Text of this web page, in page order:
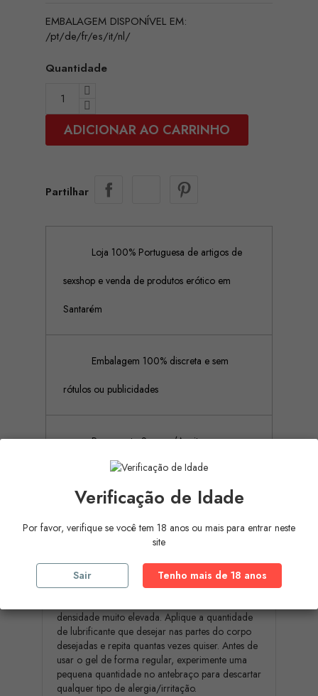
EMBALAGEM DISPONÍVEL EM:
/pt/de/fr/es/it/nl/
Quantidade
ADICIONAR AO CARRINHO
Partilhar
Loja 100% Portuguesa de artigos de
sexshop e venda de produtos erótico em
Santarém
Embalagem 100% discreta e sem
rótulos ou publicidades
Pagamento Seguro (Aceitamos
pagamento por referência Multibanco, Mbway
e cartões de crédito)
Descrição Detalhes do produto
densidade muito elevada. Aplique a quantidade
de lubrificante que desejar nas partes do corpo
desejadas e repita quantas vezes quiser. Antes de
usar o gel de forma regular, experimente uma
pequena quantidade no antebraço para descartar
qualquer tipo de alergia/irritação.
Verificação de Idade
Por favor, verifique se você tem 18 anos ou mais para entrar neste
site
Sair Tenho mais de 18 anos